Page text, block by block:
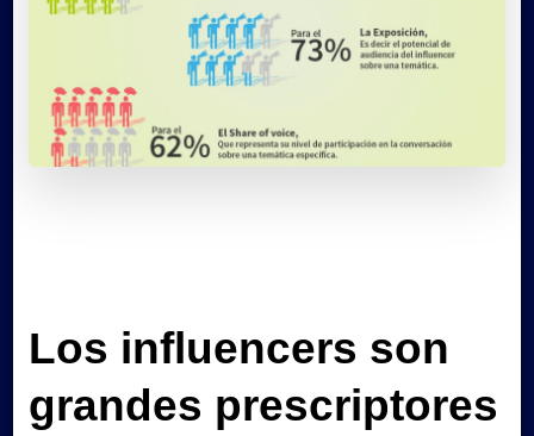
Los influencers son
grandes prescriptores